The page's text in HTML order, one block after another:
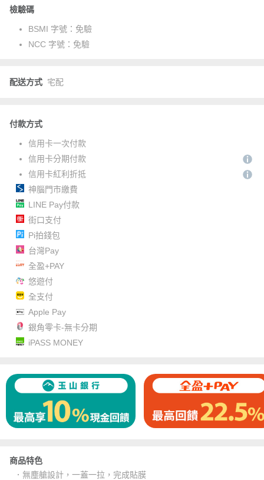
檢驗碼
BSMI 字號： 免驗
NCC 字號： 免驗
配送方式 宅配
付款方式
信用卡一次付款
信用卡分期付款
信用卡紅利折抵
神腦門市繳費
LINE Pay付款
街口支付
Pi拍錢包
台灣Pay
全盈+PAY
悠遊付
全支付
Apple Pay
銀角零卡-無卡分期
iPASS MONEY
商品特色
．無塵艙設計，一蓋一拉，完成貼膜